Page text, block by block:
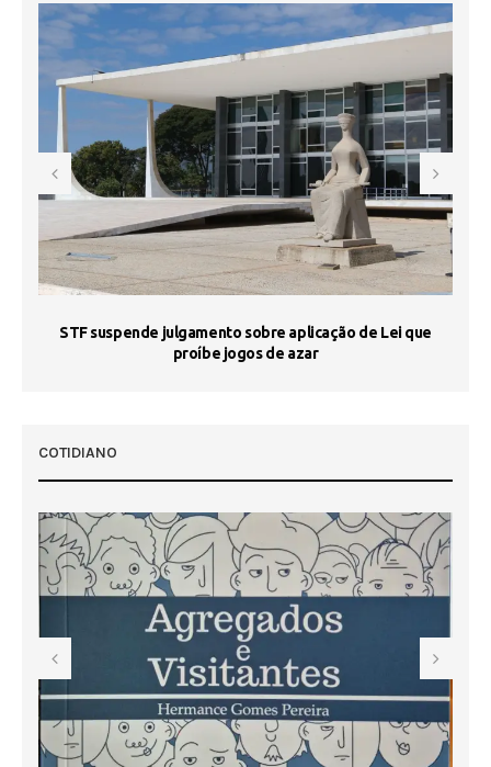
STF suspende julgamento sobre aplicação de Lei que
proíbe jogos de azar
COTIDIANO